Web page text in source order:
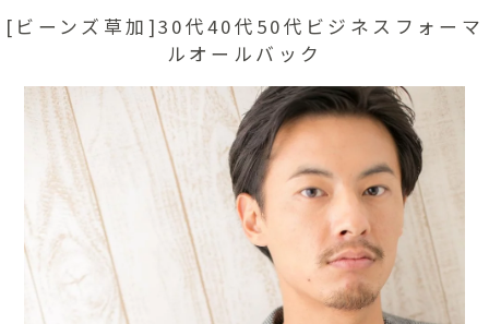
[ビーンズ草加]30代40代50代ビジネスフォーマ
ルオールバック